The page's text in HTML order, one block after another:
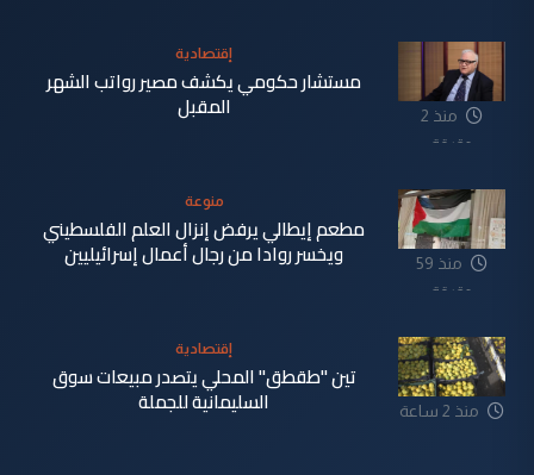
منذ 2
دقيقة
إقتصادية
مستشار حكومي يكشف مصير رواتب الشهر
المقبل
منذ 59
دقيقة
منوعة
مطعم إيطالي يرفض إنزال العلم الفلسطيني
ويخسر روادا من رجال أعمال إسرائيليين
منذ 2 ساعة
إقتصادية
تين "طقطق" المحلي يتصدر مبيعات سوق
السليمانية للجملة